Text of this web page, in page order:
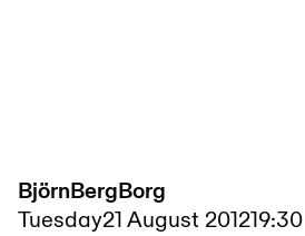
BjörnBergBorg
Tuesday21 August 201219:30